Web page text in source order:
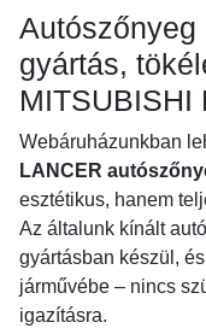
Autószőnyeg
gyártás,
MITSUBISHI
Webáruházunkban
LANCER
esztétikus, hanem
Az általunk kínált
gyártásban készül,
járművébe – nincs
igazításra.